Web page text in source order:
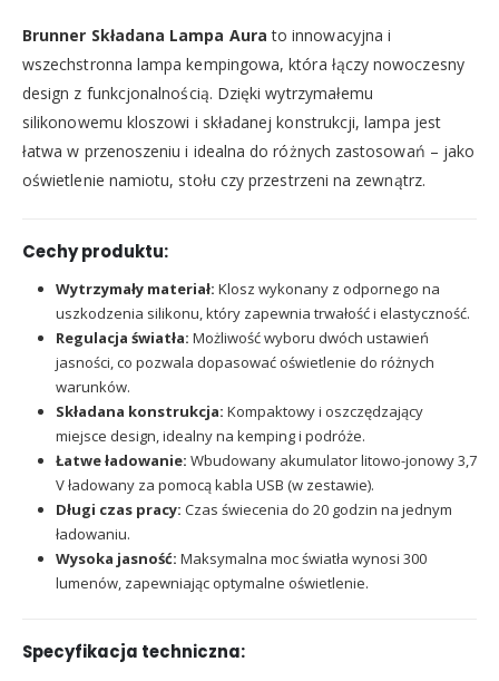
Brunner Składana Lampa Aura to innowacyjna i
wszechstronna lampa kempingowa, która łączy nowoczesny
design z funkcjonalnością. Dzięki wytrzymałemu
silikonowemu kloszowi i składanej konstrukcji, lampa jest
łatwa w przenoszeniu i idealna do różnych zastosowań – jako
oświetlenie namiotu, stołu czy przestrzeni na zewnątrz.
Cechy produktu:
Wytrzymały materiał: Klosz wykonany z odpornego na
uszkodzenia silikonu, który zapewnia trwałość i elastyczność.
Regulacja światła: Możliwość wyboru dwóch ustawień
jasności, co pozwala dopasować oświetlenie do różnych
warunków.
Składana konstrukcja: Kompaktowy i oszczędzający
miejsce design, idealny na kemping i podróże.
Łatwe ładowanie: Wbudowany akumulator litowo-jonowy 3,7
V ładowany za pomocą kabla USB (w zestawie).
Długi czas pracy: Czas świecenia do 20 godzin na jednym
ładowaniu.
Wysoka jasność: Maksymalna moc światła wynosi 300
lumenów, zapewniając optymalne oświetlenie.
Specyfikacja techniczna: